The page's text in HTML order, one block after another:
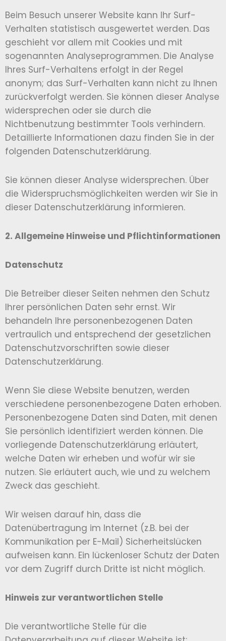
Beim Besuch unserer Website kann Ihr Surf-
Verhalten statistisch ausgewertet werden. Das
geschieht vor allem mit Cookies und mit
sogenannten Analyseprogrammen. Die Analyse
Ihres Surf-Verhaltens erfolgt in der Regel
anonym; das Surf-Verhalten kann nicht zu Ihnen
zurückverfolgt werden. Sie können dieser Analyse
widersprechen oder sie durch die
Nichtbenutzung bestimmter Tools verhindern.
Detaillierte Informationen dazu finden Sie in der
folgenden Datenschutzerklärung.
Sie können dieser Analyse widersprechen. Über
die Widerspruchsmöglichkeiten werden wir Sie in
dieser Datenschutzerklärung informieren.
2. Allgemeine Hinweise und Pflichtinformationen
Datenschutz
Die Betreiber dieser Seiten nehmen den Schutz
Ihrer persönlichen Daten sehr ernst. Wir
behandeln Ihre personenbezogenen Daten
vertraulich und entsprechend der gesetzlichen
Datenschutzvorschriften sowie dieser
Datenschutzerklärung.
Wenn Sie diese Website benutzen, werden
verschiedene personenbezogene Daten erhoben.
Personenbezogene Daten sind Daten, mit denen
Sie persönlich identifiziert werden können. Die
vorliegende Datenschutzerklärung erläutert,
welche Daten wir erheben und wofür wir sie
nutzen. Sie erläutert auch, wie und zu welchem
Zweck das geschieht.
Wir weisen darauf hin, dass die
Datenübertragung im Internet (z.B. bei der
Kommunikation per E-Mail) Sicherheitslücken
aufweisen kann. Ein lückenloser Schutz der Daten
vor dem Zugriff durch Dritte ist nicht möglich.
Hinweis zur verantwortlichen Stelle
Die verantwortliche Stelle für die